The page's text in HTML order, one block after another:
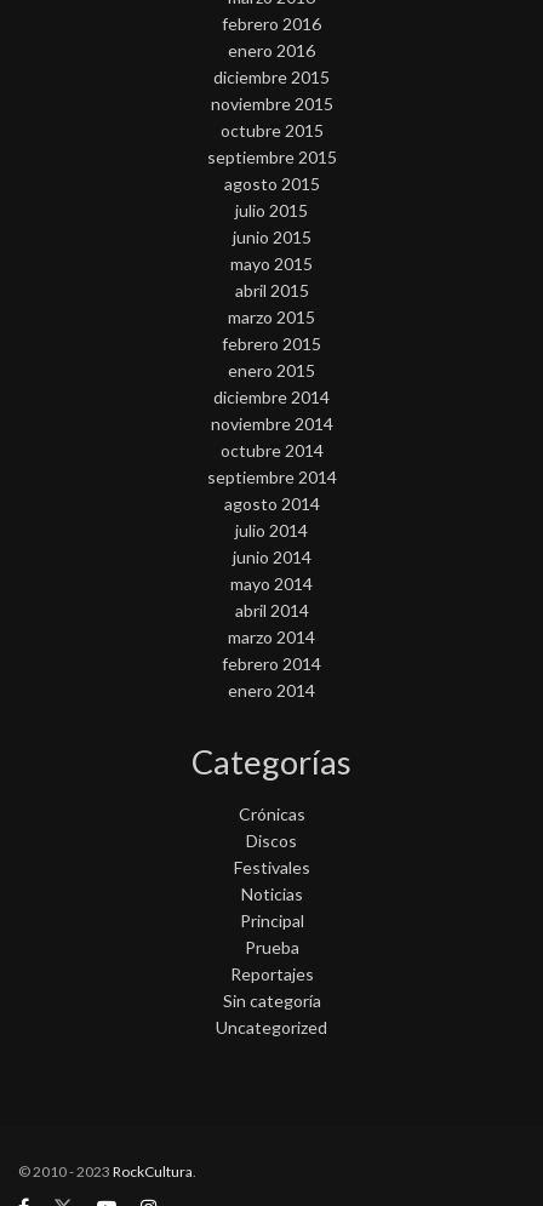
febrero 2016
enero 2016
diciembre 2015
noviembre 2015
octubre 2015
septiembre 2015
agosto 2015
julio 2015
junio 2015
mayo 2015
abril 2015
marzo 2015
febrero 2015
enero 2015
diciembre 2014
noviembre 2014
octubre 2014
septiembre 2014
agosto 2014
julio 2014
junio 2014
mayo 2014
abril 2014
marzo 2014
febrero 2014
enero 2014
Categorías
Crónicas
Discos
Festivales
Noticias
Principal
Prueba
Reportajes
Sin categoría
Uncategorized
© 2010 - 2023 RockCultura